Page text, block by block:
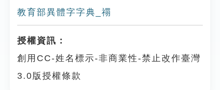
教育部異體字字典_禤
授權資訊：
創用CC-姓名標示-非商業性-禁止改作臺灣
3.0版授權條款